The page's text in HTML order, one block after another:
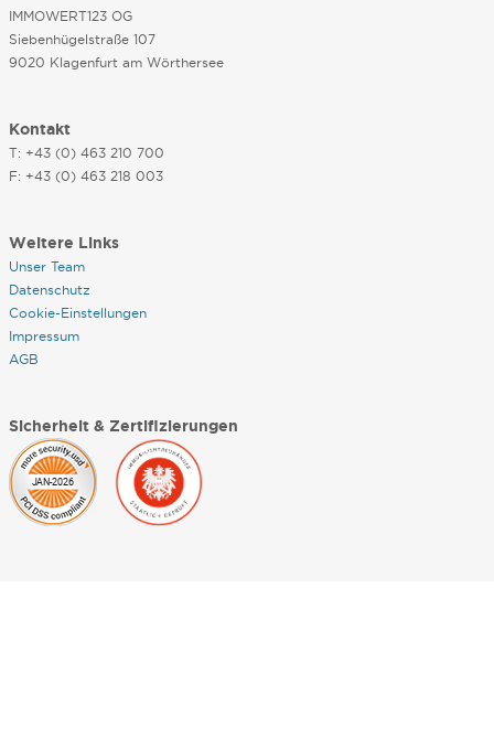
IMMOWERT123 OG
Siebenhügelstraße 107
9020 Klagenfurt am Wörthersee
Kontakt
T: +43 (0) 463 210 700
F: +43 (0) 463 218 003
Weitere Links
Unser Team
Datenschutz
Cookie-Einstellungen
Impressum
AGB
Sicherheit & Zertifizierungen